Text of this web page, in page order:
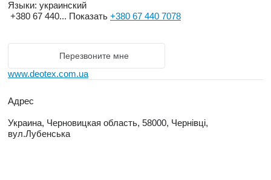
чтобы продолжать двигаться к своей конечной цели - стать
ведущем предприятием мирового уровня, способнм
XCMG для вашего успеха!
Языки: украинский
+380 67 440... Показать +380 67 440 7078
Перезвоните мне
www.deotex.com.ua
Адрес
Украина, Черновицкая область, 58000, Чернівці,
вул.Лубенська